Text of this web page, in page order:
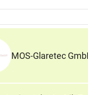
MOS-Glaretec